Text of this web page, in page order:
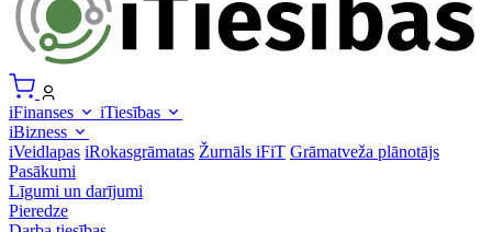
iFinanses
iTiesības
iBizness
iVeidlapas iRokasgrāmatas Žurnāls iFiT Grāmatveža plānotājs
Pasākumi
Līgumi un darījumi
Pieredze